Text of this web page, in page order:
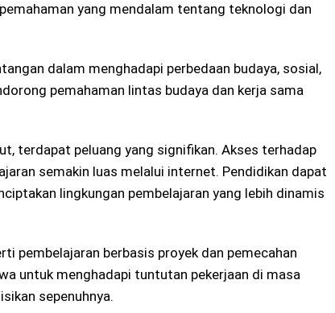
yang mendalam tentang teknologi dan
dalam menghadapi perbedaan budaya, sosial,
pemahaman lintas budaya dan kerja sama
terdapat peluang yang signifikan. Akses terhadap
semakin luas melalui internet. Pendidikan dapat
lingkungan pembelajaran yang lebih dinamis
pembelajaran berbasis proyek dan pemecahan
untuk menghadapi tuntutan pekerjaan di masa
sepenuhnya.